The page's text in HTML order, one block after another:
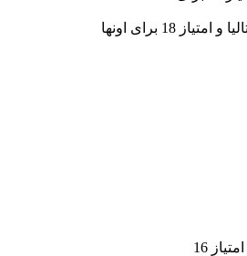
18 برای اونها
16